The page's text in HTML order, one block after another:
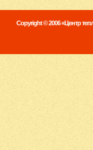
Copyright © 2006 «Центр